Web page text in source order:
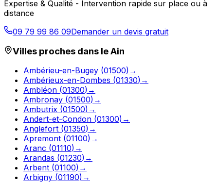
Expertise & Qualité - Intervention rapide sur place ou à
distance
09 79 99 86 09Demander un devis gratuit
Villes proches dans leAin
Ambérieu-en-Bugey (01500) →
Ambérieux-en-Dombes (01330) →
Ambléon (01300) →
Ambronay (01500) →
Ambutrix (01500) →
Andert-et-Condon (01300) →
Anglefort (01350) →
Apremont (01100) →
Aranc (01110) →
Arandas (01230) →
Arbent (01100) →
Arbigny (01190) →